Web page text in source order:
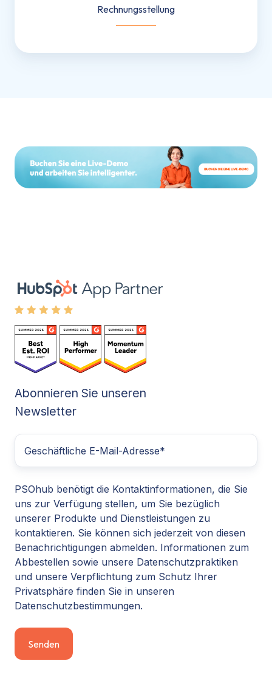
Rechnungsstellung
Abonnieren Sie unseren
Newsletter
PSOhub benötigt die Kontaktinformationen, die Sie
uns zur Verfügung stellen, um Sie bezüglich
unserer Produkte und Dienstleistungen zu
kontaktieren. Sie können sich jederzeit von diesen
Benachrichtigungen abmelden. Informationen zum
Abbestellen sowie unsere Datenschutzpraktiken
und unsere Verpflichtung zum Schutz Ihrer
Privatsphäre finden Sie in unseren
Datenschutzbestimmungen.